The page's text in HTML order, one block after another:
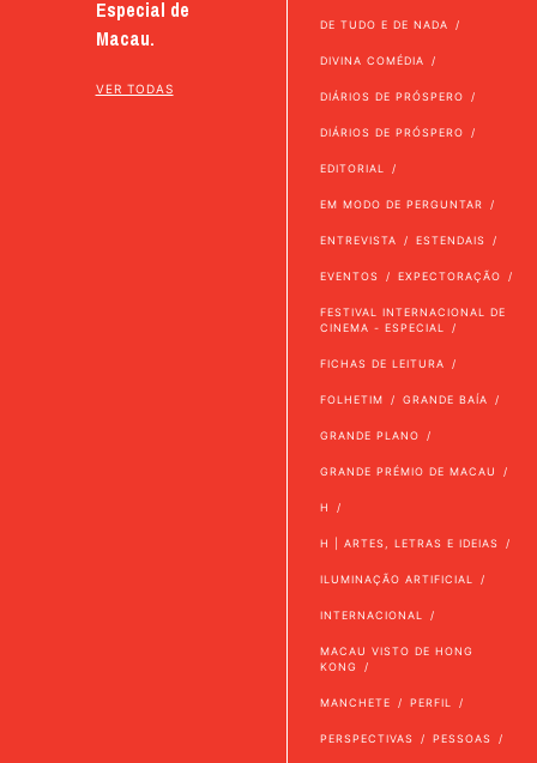
Especial de
Macau.
VER TODAS
DE TUDO E DE NADA
DIVINA COMÉDIA
DIÁRIOS DE PRÓSPERO
DIÁRIOS DE PRÓSPERO
EDITORIAL
EM MODO DE PERGUNTAR
ENTREVISTA ESTENDAIS
EVENTOS EXPECTORAÇÃO
FESTIVAL INTERNACIONAL DE
CINEMA - ESPECIAL
FICHAS DE LEITURA
FOLHETIM GRANDE BAÍA
GRANDE PLANO
GRANDE PRÉMIO DE MACAU
H
H | ARTES, LETRAS E IDEIAS
ILUMINAÇÃO ARTIFICIAL
INTERNACIONAL
MACAU VISTO DE HONG
KONG
MANCHETE PERFIL
PERSPECTIVAS PESSOAS